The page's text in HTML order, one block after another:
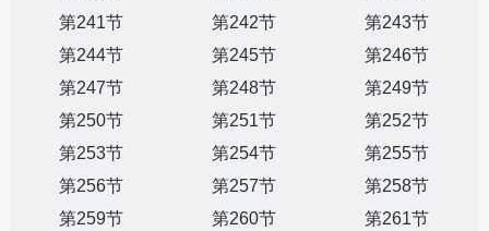
第241节
第242节
第243节
第244节
第245节
第246节
第247节
第248节
第249节
第250节
第251节
第252节
第253节
第254节
第255节
第256节
第257节
第258节
第259节
第260节
第261节